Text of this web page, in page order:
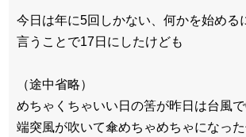
今日は年に5回しかない、何かを始める
言うことで17日にしたけども
（途中省略）
めちゃくちゃいい日の筈が昨日は台風
端突風が吹いて傘めちゃめちゃになっ